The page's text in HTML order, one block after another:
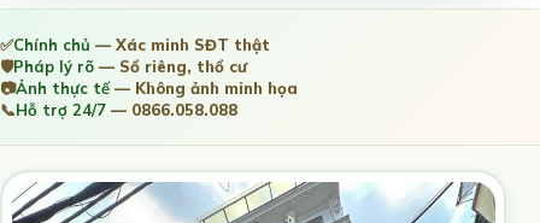
✅Chính chủ — Xác minh SĐT thật
🛡️Pháp lý rõ — Sổ riêng, thổ cư
📷Ảnh thực tế— Không ảnh minh họa
📞Hỗ trợ 24/7 — 0866.058.088